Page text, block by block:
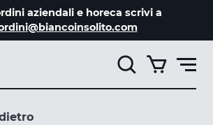
aziendali e horeca scrivi aCatalogo
Il mio account